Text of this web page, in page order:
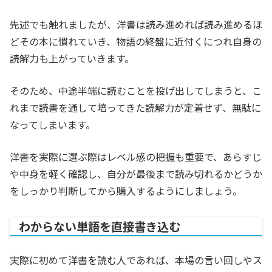
先述でも触れましたが、洋書は読み進めれば読み進めるほ
どその本に慣れていき、物語の終盤に近付くにつれ自身の
読解力も上がっていきます。
そのため、中途半端に読むことを投げ出してしまうと、こ
れまで読書を通して培ってきた読解力が定着せず、無駄に
なってしまいます。
洋書を実際に選ぶ際はレベル感の把握も重要で、あらすじ
や中身を軽く確認し、自分が最後まで読み切れるかどうか
をしっかり判断してから購入するようにしましょう。
わからない単語を直接書き込む
実際に初めて洋書を読む人であれば、本場の言い回しやス